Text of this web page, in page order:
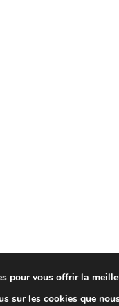
pour vous offrir la
sur les cookies que